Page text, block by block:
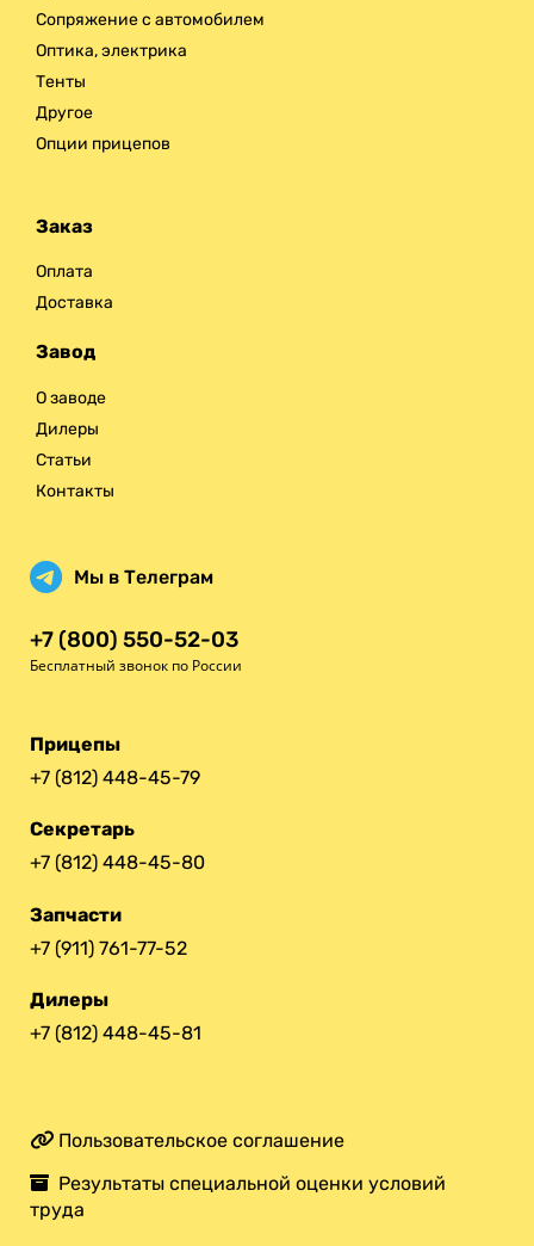
Сопряжение с автомобилем
Оптика, электрика
Тенты
Другое
Опции прицепов
Заказ
Оплата
Доставка
Завод
О заводе
Дилеры
Статьи
Контакты
Мы в Телеграм
+7 (800) 550-52-03
Бесплатный звонок по России
Прицепы
+7 (812) 448-45-79
Секретарь
+7 (812) 448-45-80
Запчасти
+7 (911) 761-77-52
Дилеры
+7 (812) 448-45-81
Пользовательское соглашение
Результаты специальной оценки условий
труда